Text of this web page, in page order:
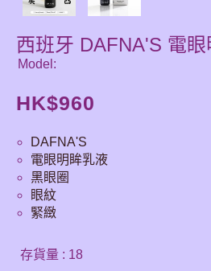
西班牙 DAFNA'S 電
Model:
HK$960
DAFNA'S
電眼明眸乳液
黑眼圈
眼紋
緊緻
存貨量 : 18